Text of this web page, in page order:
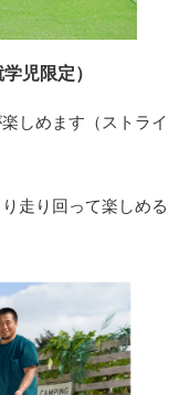
児限定）
しめます（ストライ
走り回って楽しめる